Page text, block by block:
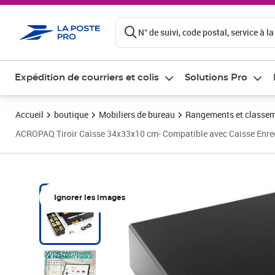
N° de suivi, code postal, service à
Expédition de courriers et colis Solutions Pro
Accueil boutique Mobiliers de bureau
Rangements et
ACROPAQ Tiroir Caisse 34x33x10 cm- Compatible avec Caisse
Ignorer les images